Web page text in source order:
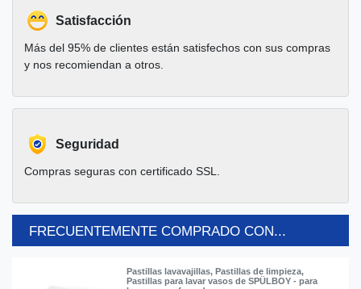
Satisfacción
Más del 95% de clientes están satisfechos con sus compras
y nos recomiendan a otros.
Seguridad
Compras seguras con certificado SSL.
FRECUENTEMENTE COMPRADO CON...
Pastillas lavavajillas, Pastillas de limpieza,
Pastillas para lavar vasos de SPÜLBOY - para